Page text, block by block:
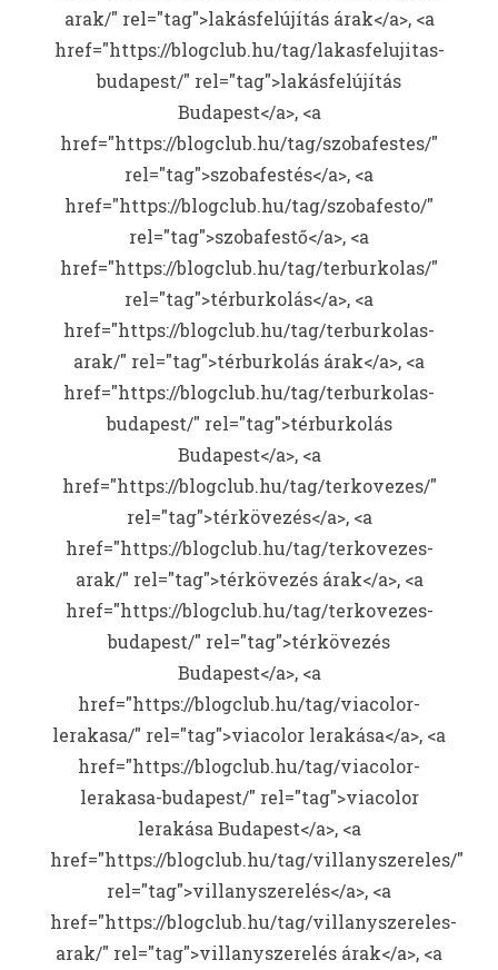
arak/" rel="tag">lakásfelújítás árak</a>, <a
href="https://blogclub.hu/tag/lakasfelujitas-
budapest/" rel="tag">lakásfelújítás
Budapest</a>, <a
href="https://blogclub.hu/tag/szobafestes/"
rel="tag">szobafestés</a>, <a
href="https://blogclub.hu/tag/szobafesto/"
rel="tag">szobafestő</a>, <a
href="https://blogclub.hu/tag/terburkolas/"
rel="tag">térburkolás</a>, <a
href="https://blogclub.hu/tag/terburkolas-
arak/" rel="tag">térburkolás árak</a>, <a
href="https://blogclub.hu/tag/terburkolas-
budapest/" rel="tag">térburkolás
Budapest</a>, <a
href="https://blogclub.hu/tag/terkovezes/"
rel="tag">térkövezés</a>, <a
href="https://blogclub.hu/tag/terkovezes-
arak/" rel="tag">térkövezés árak</a>, <a
href="https://blogclub.hu/tag/terkovezes-
budapest/" rel="tag">térkövezés
Budapest</a>, <a
href="https://blogclub.hu/tag/viacolor-
lerakasa/" rel="tag">viacolor lerakása</a>, <a
href="https://blogclub.hu/tag/viacolor-
lerakasa-budapest/" rel="tag">viacolor
lerakása Budapest</a>, <a
href="https://blogclub.hu/tag/villanyszereles/"
rel="tag">villanyszerelés</a>, <a
href="https://blogclub.hu/tag/villanyszereles-
arak/" rel="tag">villanyszerelés árak</a>, <a